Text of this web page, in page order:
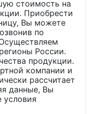
стоимость на
Приобрести
Вы можете
по
России.
продукции.
компании и
рассчитает
данные, Вы